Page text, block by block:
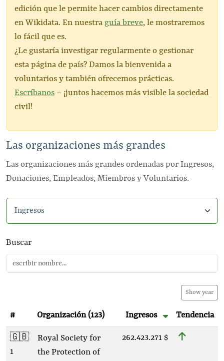
edición que le permite hacer cambios directamente
en Wikidata. En nuestra guía breve, le mostraremos
lo fácil que es.
¿Le gustaría investigar regularmente o gestionar
esta página de país? Damos la bienvenida a
voluntarios y también ofrecemos prácticas.
Escríbanos – ¡juntos hacemos más visible la sociedad
civil!
Las organizaciones más grandes
Las organizaciones más grandes ordenadas por Ingresos,
Donaciones, Empleados, Miembros y Voluntarios.
Buscar
Show year
# Organización(123) Ingresos Tendencia
🇬🇧
1
Royal Society for
the Protection of
262.423.271 $